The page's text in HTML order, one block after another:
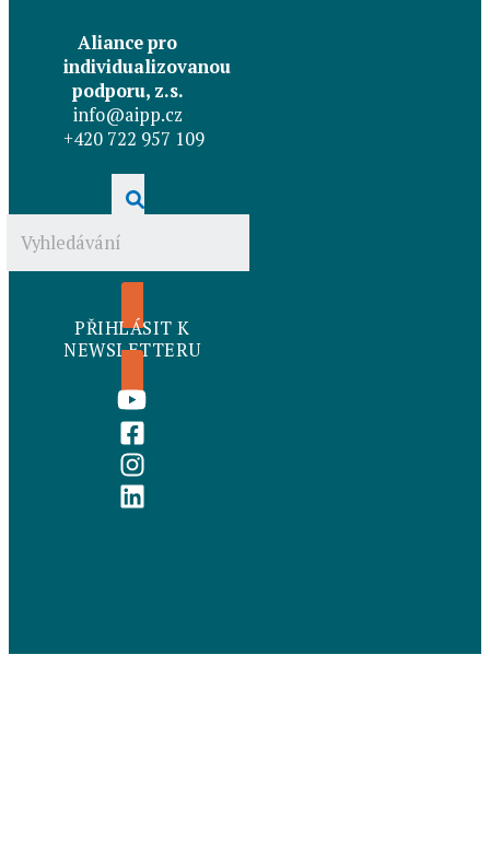
Aliance pro
individualizovanou
podporu, z.s.
info@aipp.cz
+420 722 957 109
PŘIHLÁSIT K
NEWSLETTERU